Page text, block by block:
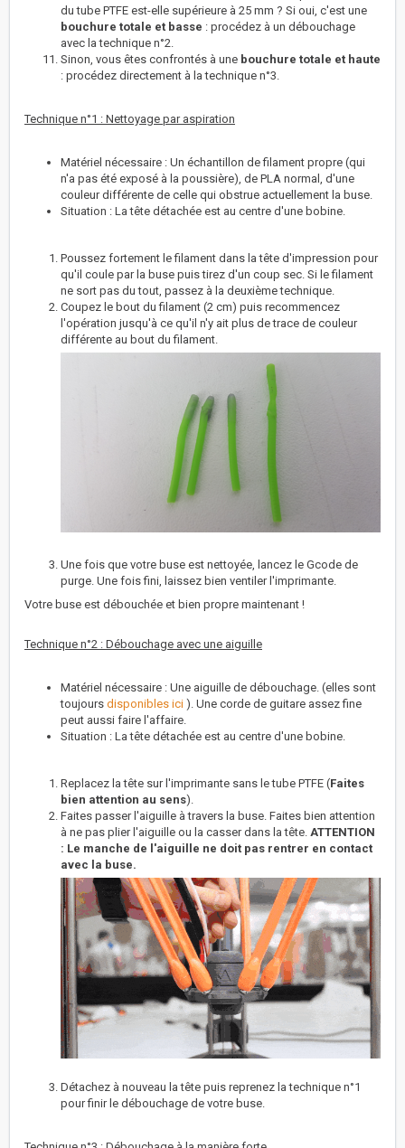
du tube PTFE est-elle supérieure à 25 mm ? Si oui, c'est une
bouchure totale et basse : procédez à un débouchage
avec la technique n°2.
Sinon, vous êtes confrontés à une bouchure totale et haute
: procédez directement à la technique n°3.
Technique n°1 : Nettoyage par aspiration
Matériel nécessaire : Un échantillon de filament propre (qui
n'a pas été exposé à la poussière), de PLA normal, d'une
couleur différente de celle qui obstrue actuellement la buse.
Situation : La tête détachée est au centre d'une bobine.
Poussez fortement le filament dans la tête d'impression pour
qu'il coule par la buse puis tirez d'un coup sec. Si le filament
ne sort pas du tout, passez à la deuxième technique.
Coupez le bout du filament (2 cm) puis recommencez
l'opération jusqu'à ce qu'il n'y ait plus de trace de couleur
différente au bout du filament.
Une fois que votre buse est nettoyée, lancez le Gcode de
purge. Une fois fini, laissez bien ventiler l'imprimante.
Votre buse est débouchée et bien propre maintenant !
Technique n°2 : Débouchage avec une aiguille
Matériel nécessaire : Une aiguille de débouchage. (elles sont
toujours disponibles ici ). Une corde de guitare assez fine
peut aussi faire l'affaire.
Situation : La tête détachée est au centre d'une bobine.
Replacez la tête sur l'imprimante sans le tube PTFE (Faites
bien attention au sens).
Faites passer l'aiguille à travers la buse. Faites bien attention
à ne pas plier l'aiguille ou la casser dans la tête. ATTENTION
: Le manche de l'aiguille ne doit pas rentrer en contact
avec la buse.
Détachez à nouveau la tête puis reprenez la technique n°1
pour finir le débouchage de votre buse.